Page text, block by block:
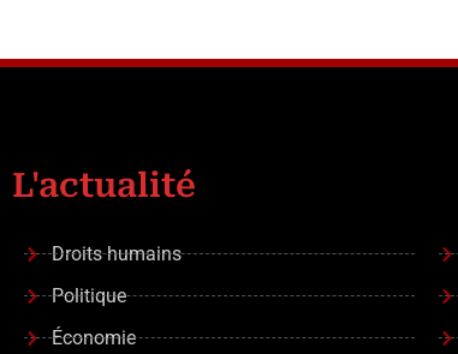
L'actualité
Droits humains
Politique
Économie